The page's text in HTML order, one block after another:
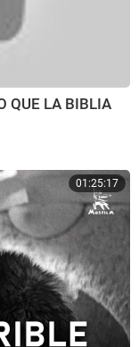
QUE LA BIBLIA
01:25:17